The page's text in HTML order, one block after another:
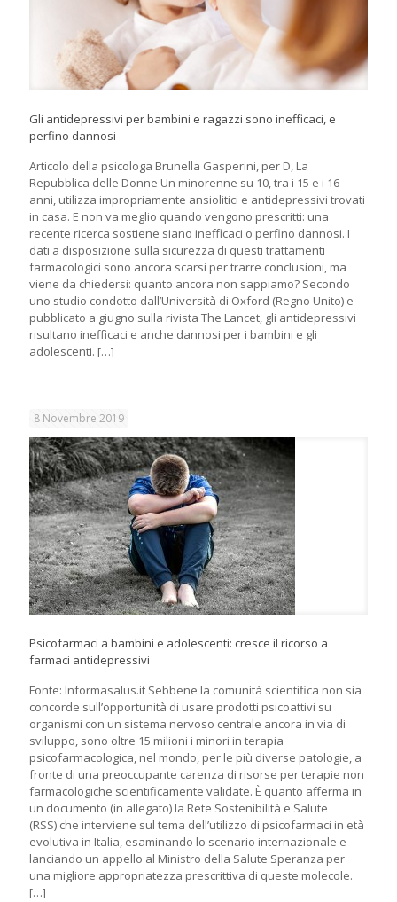
Gli antidepressivi per bambini e ragazzi sono inefficaci, e
perfino dannosi
Articolo della psicologa Brunella Gasperini, per D, La
Repubblica delle Donne Un minorenne su 10, tra i 15 e i 16
anni, utilizza impropriamente ansiolitici e antidepressivi trovati
in casa. E non va meglio quando vengono prescritti: una
recente ricerca sostiene siano inefficaci o perfino dannosi. I
dati a disposizione sulla sicurezza di questi trattamenti
farmacologici sono ancora scarsi per trarre conclusioni, ma
viene da chiedersi: quanto ancora non sappiamo? Secondo
uno studio condotto dall’Università di Oxford (Regno Unito) e
pubblicato a giugno sulla rivista The Lancet, gli antidepressivi
risultano inefficaci e anche dannosi per i bambini e gli
adolescenti. […]
8 Novembre 2019
Psicofarmaci a bambini e adolescenti: cresce il ricorso a
farmaci antidepressivi
Fonte: Informasalus.it Sebbene la comunità scientifica non sia
concorde sull’opportunità di usare prodotti psicoattivi su
organismi con un sistema nervoso centrale ancora in via di
sviluppo, sono oltre 15 milioni i minori in terapia
psicofarmacologica, nel mondo, per le più diverse patologie, a
fronte di una preoccupante carenza di risorse per terapie non
farmacologiche scientificamente validate. È quanto afferma in
un documento (in allegato) la Rete Sostenibilità e Salute
(RSS) che interviene sul tema dell’utilizzo di psicofarmaci in età
evolutiva in Italia, esaminando lo scenario internazionale e
lanciando un appello al Ministro della Salute Speranza per
una migliore appropriatezza prescrittiva di queste molecole.
[…]